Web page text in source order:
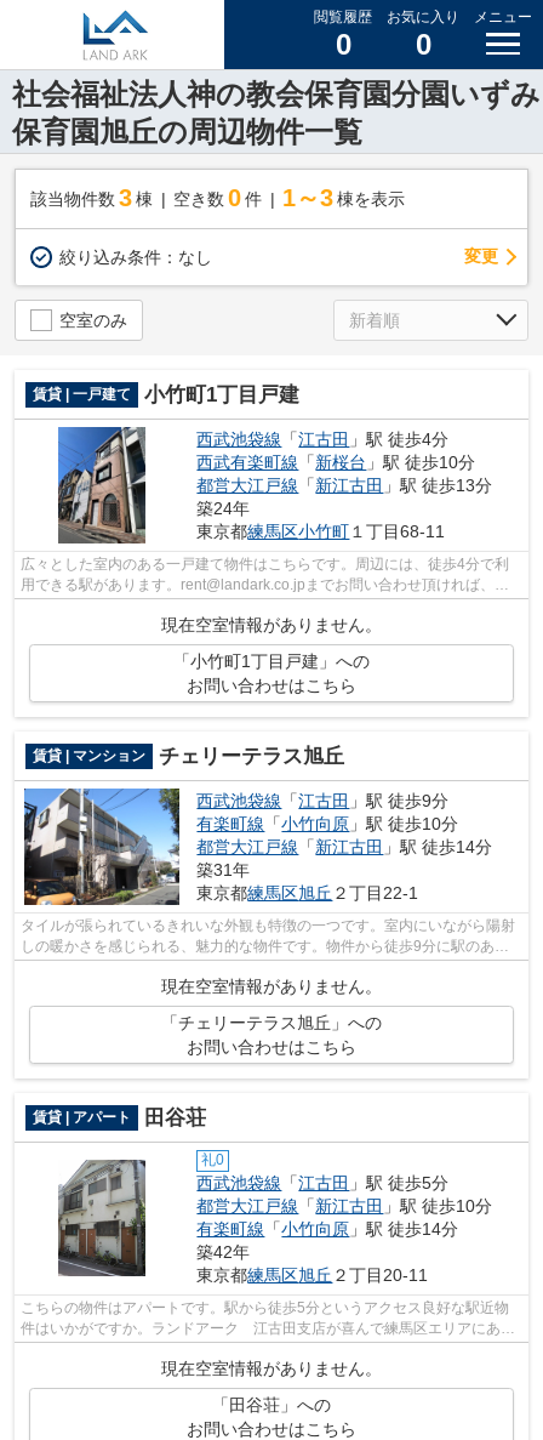
閲覧履歴
0
お気に入り
0
メニュー
社会福祉法人神の教会保育園分園いずみ
保育園旭丘の周辺物件一覧
該当物件数 3棟 空き数 0 件 1～3 棟を表示
絞り込み条件： なし 変更
空室のみ
賃貸 | 一戸建て 小竹町1丁目戸建
西武池袋線 「江古田 」駅 徒歩4分
西武有楽町線 「新桜台 」駅 徒歩10分
都営大江戸線 「新江古田 」駅 徒歩13分
築24年
東京都練馬区小竹町 １丁目68-11
広々とした室内のある一戸建て物件はこちらです。周辺には、徒歩4分で利
用できる駅があります。rent@landark.co.jpまでお問い合わせ頂ければ、練
現在空室情報がありません。
「小竹町1丁目戸建」への
お問い合わせはこちら
賃貸 | マンション チェリーテラス旭丘
西武池袋線 「江古田 」駅 徒歩9分
有楽町線 「小竹向原 」駅 徒歩10分
都営大江戸線 「新江古田 」駅 徒歩14分
築31年
東京都練馬区旭丘 ２丁目22-1
タイルが張られているきれいな外観も特徴の一つです。室内にいながら陽射
しの暖かさを感じられる、魅力的な物件です。物件から徒歩9分に駅のあ
現在空室情報がありません。
「チェリーテラス旭丘」への
お問い合わせはこちら
賃貸 | アパート 田谷荘
礼0
西武池袋線 「江古田 」駅 徒歩5分
都営大江戸線 「新江古田 」駅 徒歩10分
有楽町線 「小竹向原 」駅 徒歩14分
築42年
東京都練馬区旭丘 ２丁目20-11
こちらの物件はアパートです。駅から徒歩5分というアクセス良好な駅近物
件はいかがですか。ランドアーク 江古田支店が喜んで練馬区エリアにある
物件探しのお手伝いを致します。遠慮な...
現在空室情報がありません。
「田谷荘」への
お問い合わせはこちら